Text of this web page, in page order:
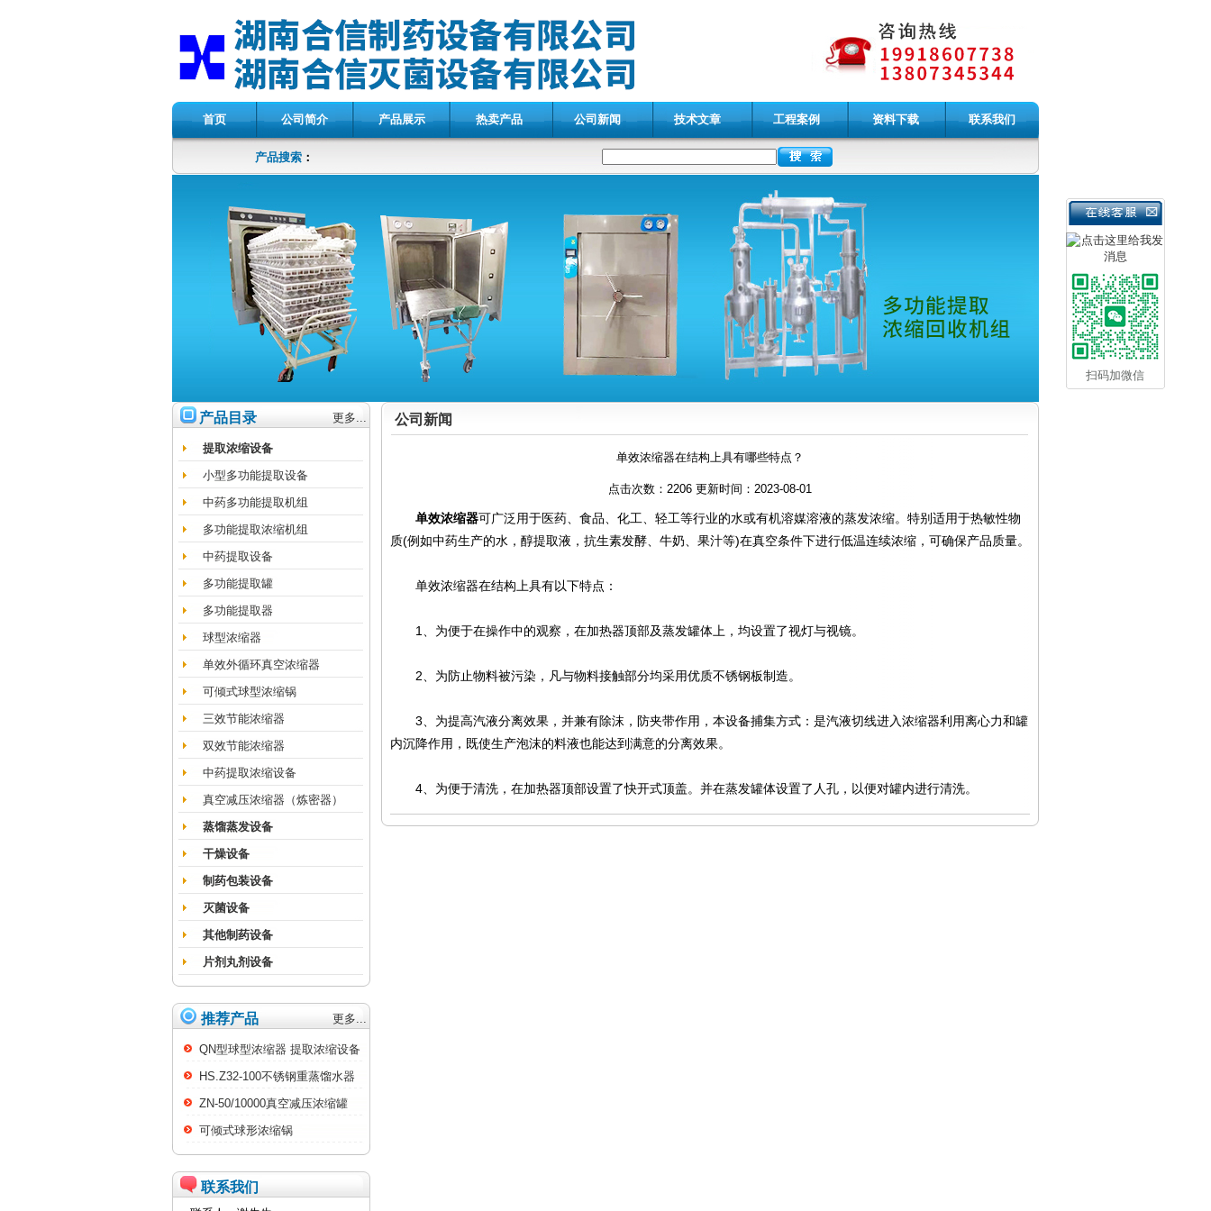
首页 公司简介 产品展示 热卖产品 公司新闻 技术文章 工程案例 资料下载 联系我们
产品搜索 ：
扫码加微信
产品目录 更多...
提取浓缩设备
小型多功能提取设备
中药多功能提取机组
多功能提取浓缩机组
中药提取设备
多功能提取罐
多功能提取器
球型浓缩器
单效外循环真空浓缩器
可倾式球型浓缩锅
三效节能浓缩器
双效节能浓缩器
中药提取浓缩设备
真空减压浓缩器（炼密器）
蒸馏蒸发设备
干燥设备
制药包装设备
灭菌设备
其他制药设备
片剂丸剂设备
推荐产品 更多...
QN型球型浓缩器 提取浓缩设备
HS.Z32-100不锈钢重蒸馏水器
ZN-50/10000真空减压浓缩罐
可倾式球形浓缩锅
联系我们
公司新闻
单效浓缩器在结构上具有哪些特点？
点击次数：2206 更新时间：2023-08-01
单效浓缩器可广泛用于医药、食品、化工、轻工等行业的水或有机溶媒溶液的蒸发浓缩。特别适用于热敏性物
质(例如中药生产的水，醇提取液，抗生素发酵、牛奶、果汁等)在真空条件下进行低温连续浓缩，可确保产品质量。
单效浓缩器在结构上具有以下特点：
1、为便于在操作中的观察，在加热器顶部及蒸发罐体上，均设置了视灯与视镜。
2、为防止物料被污染，凡与物料接触部分均采用优质不锈钢板制造。
3、为提高汽液分离效果，并兼有除沫，防夹带作用，本设备捕集方式：是汽液切线进入浓缩器利用离心力和罐
内沉降作用，既使生产泡沫的料液也能达到满意的分离效果。
4、为便于清洗，在加热器顶部设置了快开式顶盖。并在蒸发罐体设置了人孔，以便对罐内进行清洗。